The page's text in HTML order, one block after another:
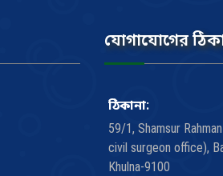
যোগাযোগের
ঠিকানা:
59/1, Shamsur
civil surgeon office),
Khulna-9100